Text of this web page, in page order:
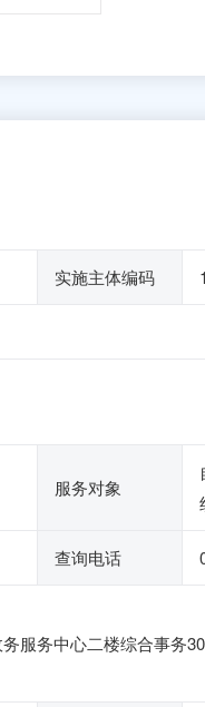
实施主体编码
服务对象
查询电话
服务中心二楼综合事务